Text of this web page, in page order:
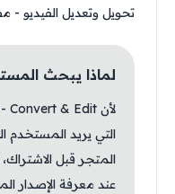
تحويل وتعديل الفيديو -
لماذا يبحث
التي يريد المستخدم
المتجر قبل الاشتراك،
عند معرفة الإصدار